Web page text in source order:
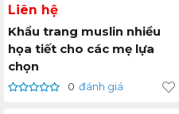
Liên hệ
Khẩu trang muslin nhiều
họa tiết cho các mẹ lựa
chọn
0 đánh giá